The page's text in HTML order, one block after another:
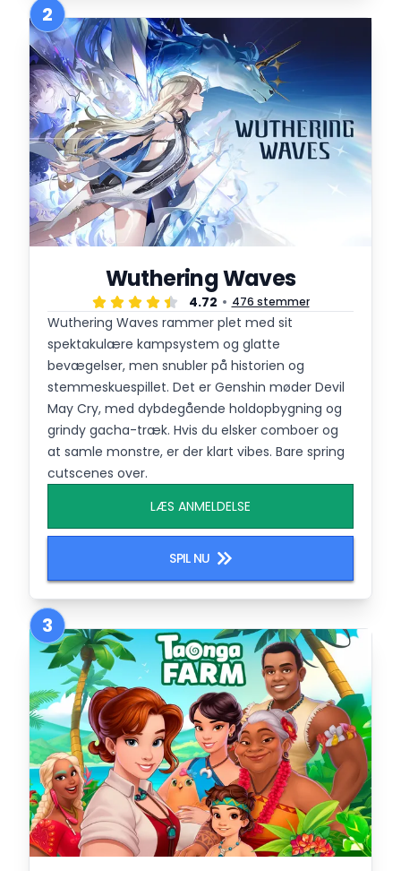
2
Wuthering Waves
4.72 476 stemmer
Wuthering Waves rammer plet med sit
spektakulære kampsystem og glatte
bevægelser, men snubler på historien og
stemmeskuespillet. Det er Genshin møder Devil
May Cry, med dybdegående holdopbygning og
grindy gacha-træk. Hvis du elsker comboer og
at samle monstre, er der klart vibes. Bare spring
cutscenes over.
LÆS ANMELDELSE
SPIL NU
3